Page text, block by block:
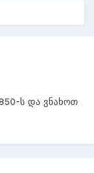
ს და ვნახოთ